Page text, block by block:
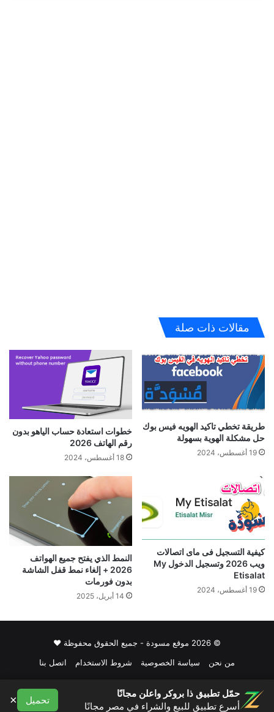
مقالات ذات صلة
طريقة تخطي تاكيد الهويه فيس بوك
حل مشكلة الهوية بسهولة
19 أغسطس، 2024
خطوات استعادة حساب الياهو بدون
رقم الهاتف 2026
18 أغسطس، 2024
كيفية التسجيل فى ماى اتصالات
ويب 2026 وتسجيل الدخول My
Etisalat
19 أغسطس، 2024
النمط الذي يفتح جميع الهواتف
2026 + إلغاء نمط قفل الشاشة
بدون فورمات
14 أبريل، 2025
© 2026 موقع مسودة - جميع الحقوق محفوظة ♥
من نحن
سياسة الخصوصية شروط الاستخدام اتصل بنا
فيسبوكحمّل تطبيق ذا بروكر واعلن مجانًا
أسرع تطبيق للبيع والشراء في مصر مجانًا
تحميل ×